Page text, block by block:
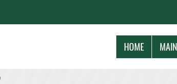
HOME MAIN